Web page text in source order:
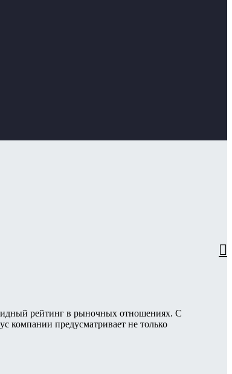

рейтинг в рыночных отношениях. С
компании предусматривает не только